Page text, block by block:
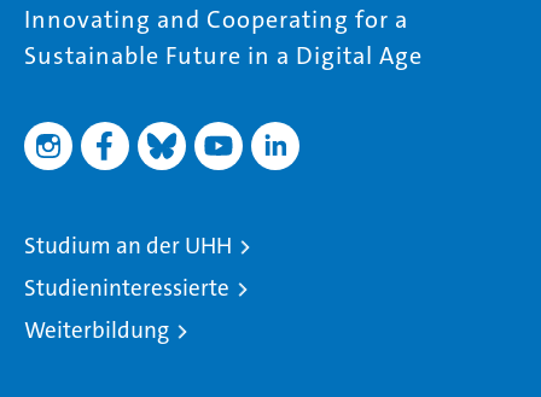
Innovating and Cooperating for a
Sustainable Future in a Digital Age
Studium an der UHH
Studieninteressierte
Weiterbildung